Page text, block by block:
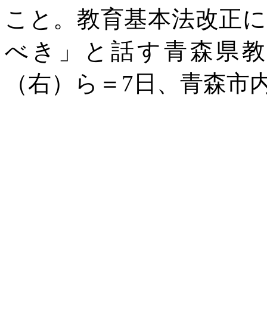
こと。教育基本法改正
べき」と話す青森県
（右）ら＝ 7日、青森市